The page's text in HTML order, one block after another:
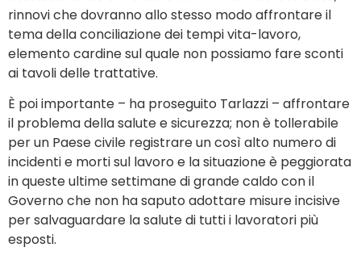
rinnovi che dovranno allo stesso modo affrontare il
tema della conciliazione dei tempi vita-lavoro,
elemento cardine sul quale non possiamo fare sconti
ai tavoli delle trattative.
È poi importante – ha proseguito Tarlazzi – affrontare
il problema della salute e sicurezza; non è tollerabile
per un Paese civile registrare un così alto numero di
incidenti e morti sul lavoro e la situazione è peggiorata
in queste ultime settimane di grande caldo con il
Governo che non ha saputo adottare misure incisive
per salvaguardare la salute di tutti i lavoratori più
esposti.